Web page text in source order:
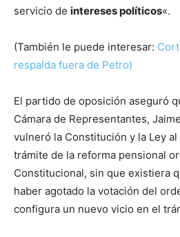
servicio de intereses políticos«.
(También le puede interesar:
respalda fuera de Petro)
El partido de oposición aseguró
Cámara de Representantes,
vulneró la Constitución y la Ley
trámite de la reforma pensional
Constitucional, sin que existiera
haber agotado la votación del
configura un nuevo vicio en el